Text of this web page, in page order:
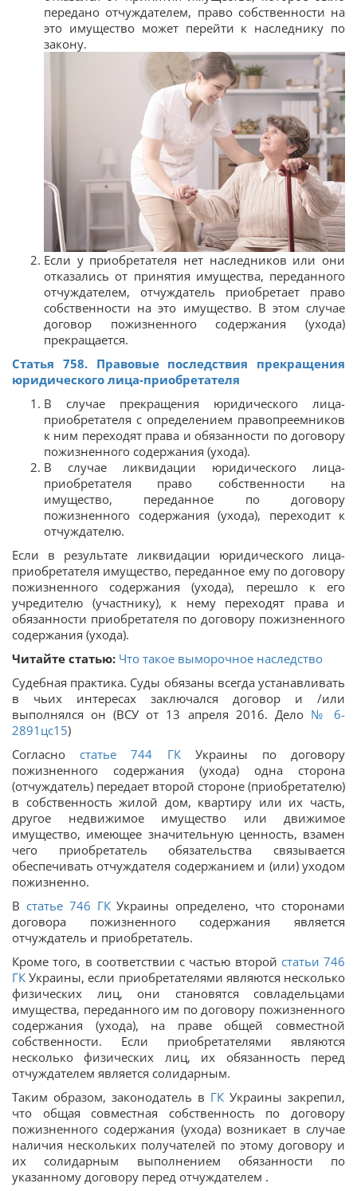
передано отчуждателем, право собственности на
это имущество может перейти к наследнику по
закону.
Если у приобретателя нет наследников или они
отказались от принятия имущества, переданного
отчуждателем, отчуждатель приобретает право
собственности на это имущество. В этом случае
договор пожизненного содержания (ухода)
прекращается.
Статья 758. Правовые последствия прекращения
юридического лица-приобретателя
В случае прекращения юридического лица-
приобретателя с определением правопреемников
к ним переходят права и обязанности по договору
пожизненного содержания (ухода).
В случае ликвидации юридического лица-
приобретателя право собственности на
имущество, переданное по договору
пожизненного содержания (ухода), переходит к
отчуждателю.
Если в результате ликвидации юридического лица-
приобретателя имущество, переданное ему по договору
пожизненного содержания (ухода), перешло к его
учредителю (участнику), к нему переходят права и
обязанности приобретателя по договору пожизненного
содержания (ухода).
Читайте статью: Что такое выморочное наследство
Судебная практика. Суды обязаны всегда устанавливать
в чьих интересах заключался договор и /или
выполнялся он (ВСУ от 13 апреля 2016. Дело № 6-
2891цс15)
Согласностатье 744 ГКУкраины по договору
пожизненного содержания (ухода) одна сторона
(отчуждатель) передает второй стороне (приобретателю)
в собственность жилой дом, квартиру или их часть,
другое недвижимое имущество или движимое
имущество, имеющее значительную ценность, взамен
чего приобретатель обязательства связывается
обеспечивать отчуждателя содержанием и (или) уходом
пожизненно.
В статье746 ГКУкраины определено, что сторонами
договора пожизненного содержания является
отчуждатель и приобретатель.
Кроме того, в соответствии с частью второй статьи 746
ГК Украины, если приобретателями являются несколько
физических лиц, они становятся совладельцами
имущества, переданного им по договору пожизненного
содержания (ухода), на праве общей совместной
собственности. Если приобретателями являются
несколько физических лиц, их обязанность перед
отчуждателем является солидарным.
Таким образом, законодатель в ГК Украины закрепил,
что общая совместная собственность по договору
пожизненного содержания (ухода) возникает в случае
наличия нескольких получателей по этому договору и
их солидарным выполнением обязанности по
указанному договору перед отчуждателем .